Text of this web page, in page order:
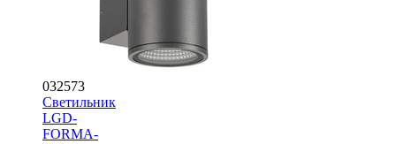
032573
Светильник
LGD-
FORMA-